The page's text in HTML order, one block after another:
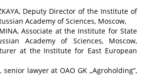
Deputy Director of the Institute of
Academy of Sciences, Moscow,
Associate at the Institute for State
Academy of Sciences, Moscow,
at the Institute for East European
senior lawyer at OAO GK „Agroholding“,